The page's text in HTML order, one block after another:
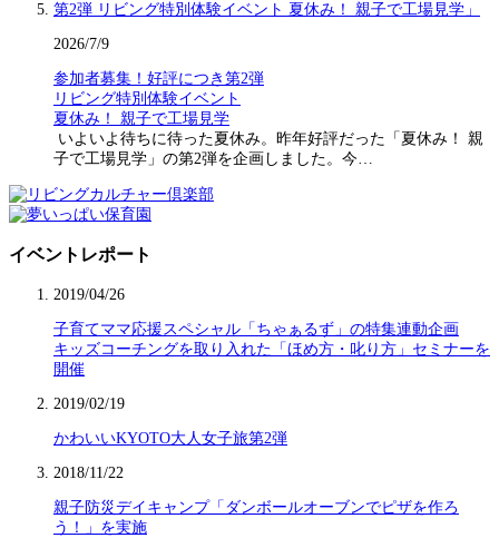
2026/7/9
参加者募集！好評につき第2弾
リビング特別体験イベント
夏休み！ 親子で工場見学
いよいよ待ちに待った夏休み。昨年好評だった「夏休み！ 親
子で工場見学」の第2弾を企画しました。今…
イベントレポート
2019/04/26
子育てママ応援スペシャル「ちゃぁるず」の特集連動企画
キッズコーチングを取り入れた「ほめ方・叱り方」セミナーを
開催
2019/02/19
かわいいKYOTO大人女子旅第2弾
2018/11/22
親子防災デイキャンプ「ダンボールオーブンでピザを作ろ
う！」を実施